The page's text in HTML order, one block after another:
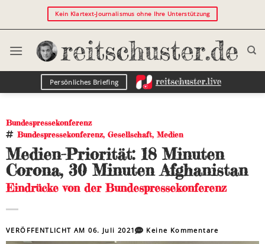
Kein Klartext-Journalismus ohne Ihre Unterstützung
Persönliches Briefing
Bundespressekonferenz
Bundespressekonferenz, Gesellschaft, Medien
Medien-Priorität: 18 Minuten
Corona, 30 Minuten Afghanistan
Eindrücke von der Bundespressekonferenz
VERÖFFENTLICHT AM06. Juli 2021 Keine Kommentare